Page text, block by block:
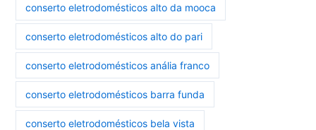
conserto eletrodomésticos alto da mooca
conserto eletrodomésticos alto do pari
conserto eletrodomésticos anália franco
conserto eletrodomésticos barra funda
conserto eletrodomésticos bela vista